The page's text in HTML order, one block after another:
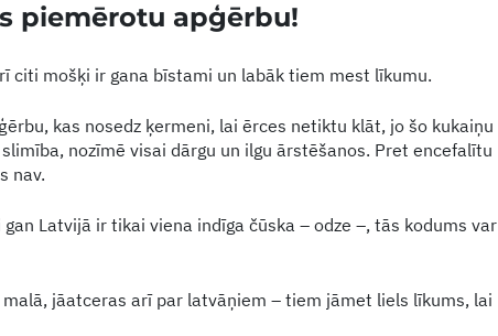
piemērotu apģērbu!
citi mošķi ir gana bīstami un labāk tiem mest līkumu.
kas nosedz ķermeni, lai ērces netiktu klāt, jo šo kukaiņu
nozīmē visai dārgu un ilgu ārstēšanos. Pret encefalītu
nav.
Latvijā ir tikai viena indīga čūska – odze –, tās kodums var
jāatceras arī par latvāņiem – tiem jāmet liels līkums, lai